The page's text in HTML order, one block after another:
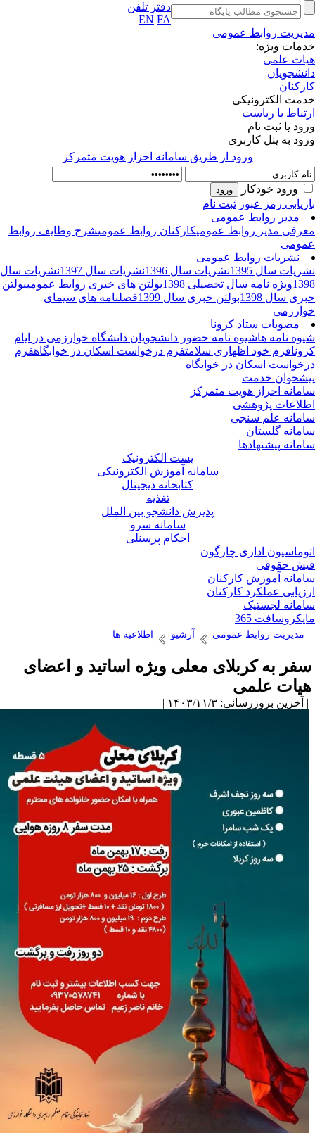
دفتر تلفن
EN FA
روابط عمومی
ویژه:
علمی
الکترونیکی
با ریاست
یا ثبت نام
به پنل کاربری
ورود از طريق سامانه احراز هويت متمركز
ورود خودکار
رمز عبور ثبت نام
مدیر روابط عمومی
مدیر روابط عمومیکارکنان روابط عمومیشرح وظایف روابط
نشریات روابط عمومی
سال 1395
نشریات سال 1396 نشریات سال 1397
نشریات سال
ویژه نامه سال تحصیلی 1398 بولتن های خبری روابط عمومیبولتن
سال 1398
بولتن خبری سال 1399
فصلنامه های سیمای
مصوبات ستاد کرونا
نامه هاشیوه نامه حضور دانشجویان دانشگاه خوارزمی در ایام
فرم خود اظهاری سلامتفرم درخواست اسکان در خوابگاهفرم
اسکان در خوابگاه
خدمت
احراز هویت متمرکز
پژوهشی
علم سنجی
گلستان
پیشنهادها
پست الکترونیک
سامانه آموزش الکترونیکی
کتابخانه دیجیتال
تغذیه
پذیرش دانشجو بین الملل
سامانه سرو
احکام پرسنلی
اداری چارگون
حقوقی
آموزش کارکنان
عملکرد کارکنان
لجستیک
365
مدیریت روابط عمومی آرشیو اطلاعیه ها
به کربلای معلی ویژه اساتید و اعضای
علمی
بروزرسانی: ۱۴۰۳/۱۱/۳ |